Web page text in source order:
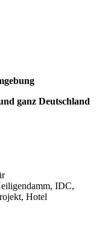
ganz Deutschland
IDC,
Hotel